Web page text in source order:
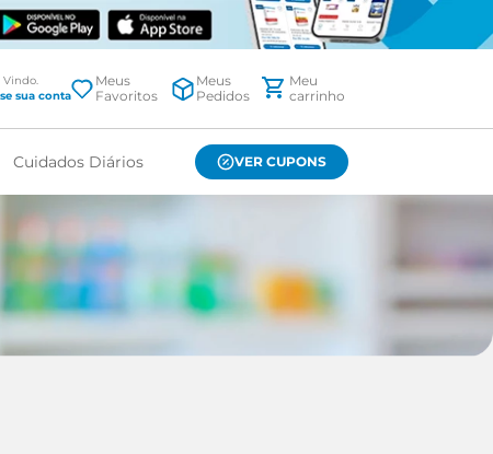
Meus
Favoritos
Meus
Pedidos
Cuidados Diários VER CUPONS